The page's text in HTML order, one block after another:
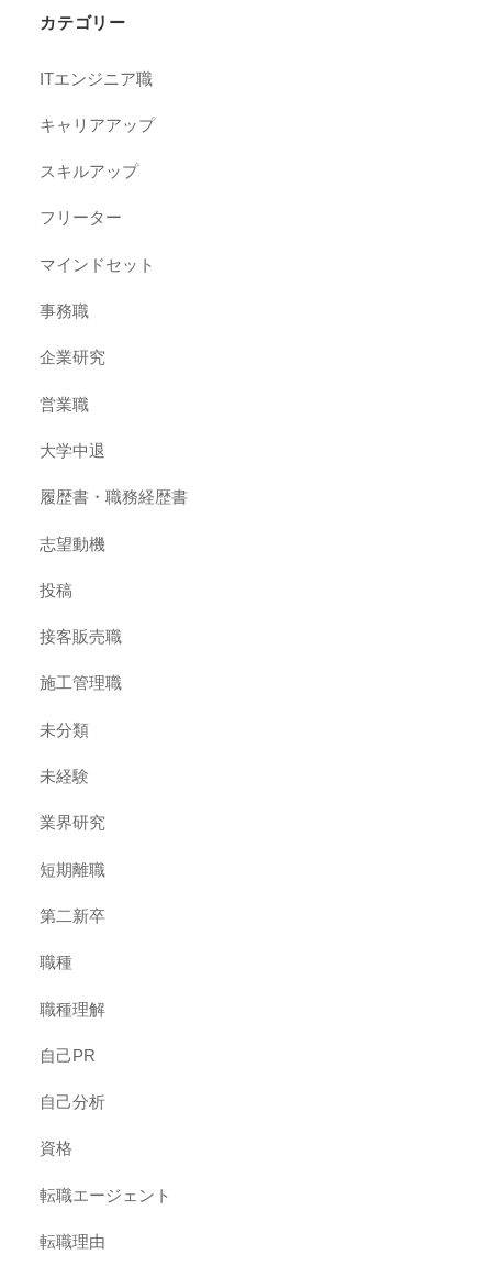
カテゴリー
ITエンジニア職
キャリアアップ
スキルアップ
フリーター
マインドセット
事務職
企業研究
営業職
大学中退
履歴書・職務経歴書
志望動機
投稿
接客販売職
施工管理職
未分類
未経験
業界研究
短期離職
第二新卒
職種
職種理解
自己PR
自己分析
資格
転職エージェント
転職理由